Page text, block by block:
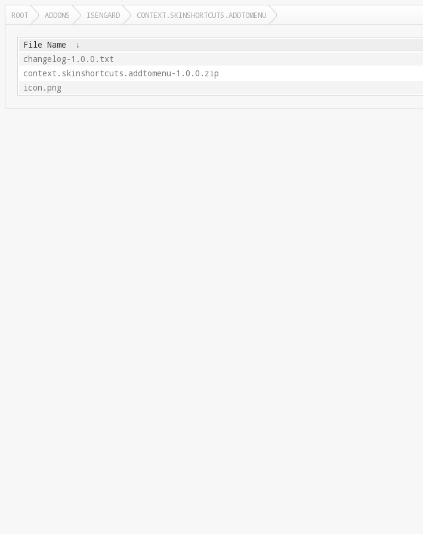
ROOT ADDONS ISENGARD CONTEXT.SKINSHORTCUTS.ADDTOMENU
File Name ↓
changelog-1.0.0.txt
context.skinshortcuts.addtomenu-1.0.0.zip
icon.png